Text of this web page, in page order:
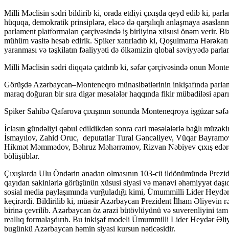
Milli Məclisin sədri bildirib ki, orada etdiyi çıxışda qeyd edib ki,
hüquqa, demokratik prinsiplərə, eləcə də qarşılıqlı anlaşmaya
parlament platformaları çərçivəsində iş birliyinə xüsusi önəm verir. Biz
mühüm vasitə hesab edirik. Spiker xatırladıb ki, Qoşulmama
yaranması və təşkilatın fəaliyyəti də ölkəmizin qlobal səviyyədə
Milli Məclisin sədri diqqətə çatdırıb ki, səfər çərçivəsində onun
Görüşdə Azərbaycan–Monteneqro münasibətlərinin inkişafında
maraq doğuran bir sıra digər məsələlər haqqında fikir mübadiləsi
Spiker Sahibə Qafarova çıxışının sonunda Monteneqroya işgüzar
İclasın gündəliyi qəbul edildikdən sonra cari məsələlərlə bağlı
İsmayılov, Zahid Oruc, deputatlar Tural Gəncəliyev, Vüqar
Hikmət Məmmədov, Bəhruz Məhərrəmov, Rizvan Nəbiyev çıxış
bölüşüblər.
Çıxışlarda Ulu Öndərin anadan olmasının 103-cü ildönümündə
qayıdan sakinlərlə görüşünün xüsusi siyasi və mənəvi əhəmiyyət
sosial media paylaşımında vurğuladığı kimi, Ümummilli Lider
keçirərdi. Bildirilib ki, müasir Azərbaycan Prezident İlham Əliyevin
birinə çevrilib. Azərbaycan öz ərazi bütövlüyünü və suverenliyini
reallıq formalaşdırıb. Bu inkişaf modeli Ümummilli Lider Heydər
bugünkü Azərbaycan həmin siyasi kursun nəticəsidir.